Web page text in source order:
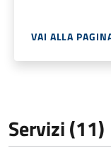
VAI ALLA
Servizi (11)